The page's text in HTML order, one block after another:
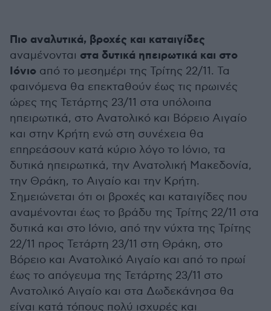
Πιο αναλυτικά, βροχές και καταιγίδες
αναμένονται στα δυτικά ηπειρωτικά και στο
Ιόνιο από το μεσημέρι της Τρίτης 22/11. Τα
φαινόμενα θα επεκταθούν έως τις πρωινές
ώρες της Τετάρτης 23/11 στα υπόλοιπα
ηπειρωτικά, στο Ανατολικό και Βόρειο Αιγαίο
και στην Κρήτη ενώ στη συνέχεια θα
επηρεάσουν κατά κύριο λόγο το Ιόνιο, τα
δυτικά ηπειρωτικά, την Ανατολική Μακεδονία,
την Θράκη, το Αιγαίο και την Κρήτη.
Σημειώνεται ότι οι βροχές και καταιγίδες που
αναμένονται έως το βράδυ της Τρίτης 22/11 στα
δυτικά και στο Ιόνιο, από την νύχτα της Τρίτης
22/11 προς Τετάρτη 23/11 στη Θράκη, στο
Βόρειο και Ανατολικό Αιγαίο και από το πρωί
έως το απόγευμα της Τετάρτης 23/11 στο
Ανατολικό Αιγαίο και στα Δωδεκάνησα θα
είναι κατά τόπους πολύ ισχυρές και